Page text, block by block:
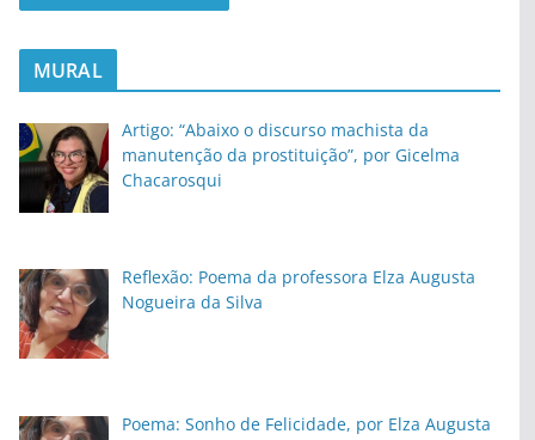
MURAL
Artigo: “Abaixo o discurso machista da
manutenção da prostituição”, por Gicelma
Chacarosqui
Reflexão: Poema da professora Elza Augusta
Nogueira da Silva
Poema: Sonho de Felicidade, por Elza Augusta